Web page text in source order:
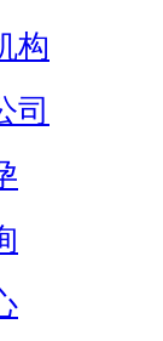
构
司